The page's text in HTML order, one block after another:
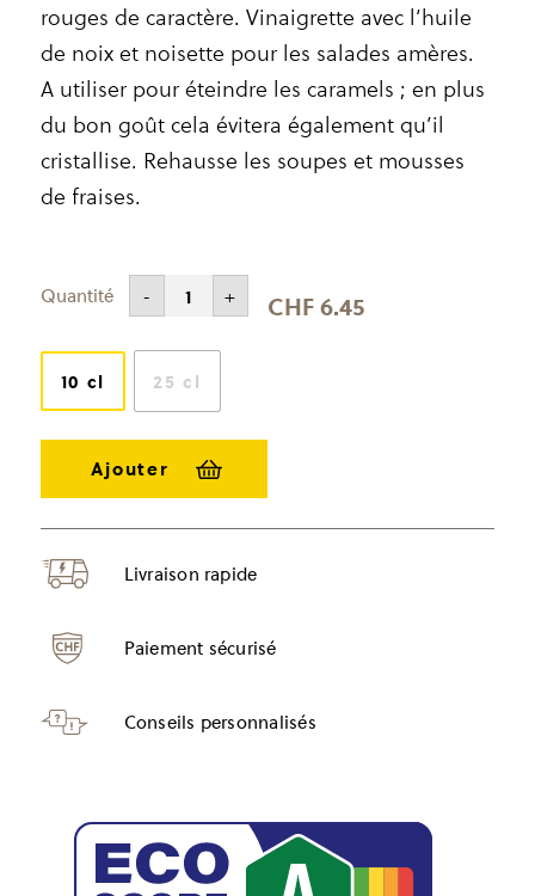
rouges de caractère. Vinaigrette avec l’huile
de noix et noisette pour les salades amères.
A utiliser pour éteindre les caramels ; en plus
du bon goût cela évitera également qu’il
cristallise. Rehausse les soupes et mousses
de fraises.
de
10 cl 25 cl
CHF6.45
- quantité
de
de
fraise
+
Livraison rapide
Paiement sécurisé
Conseils personnalisés